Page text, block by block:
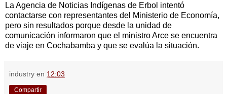
La Agencia de Noticias Indígenas de Erbol intentó
contactarse con representantes del Ministerio de Economía,
pero sin resultados porque desde la unidad de
comunicación informaron que el ministro Arce se encuentra
de viaje en Cochabamba y que se evalúa la situación.
industry en 12:03
Compartir